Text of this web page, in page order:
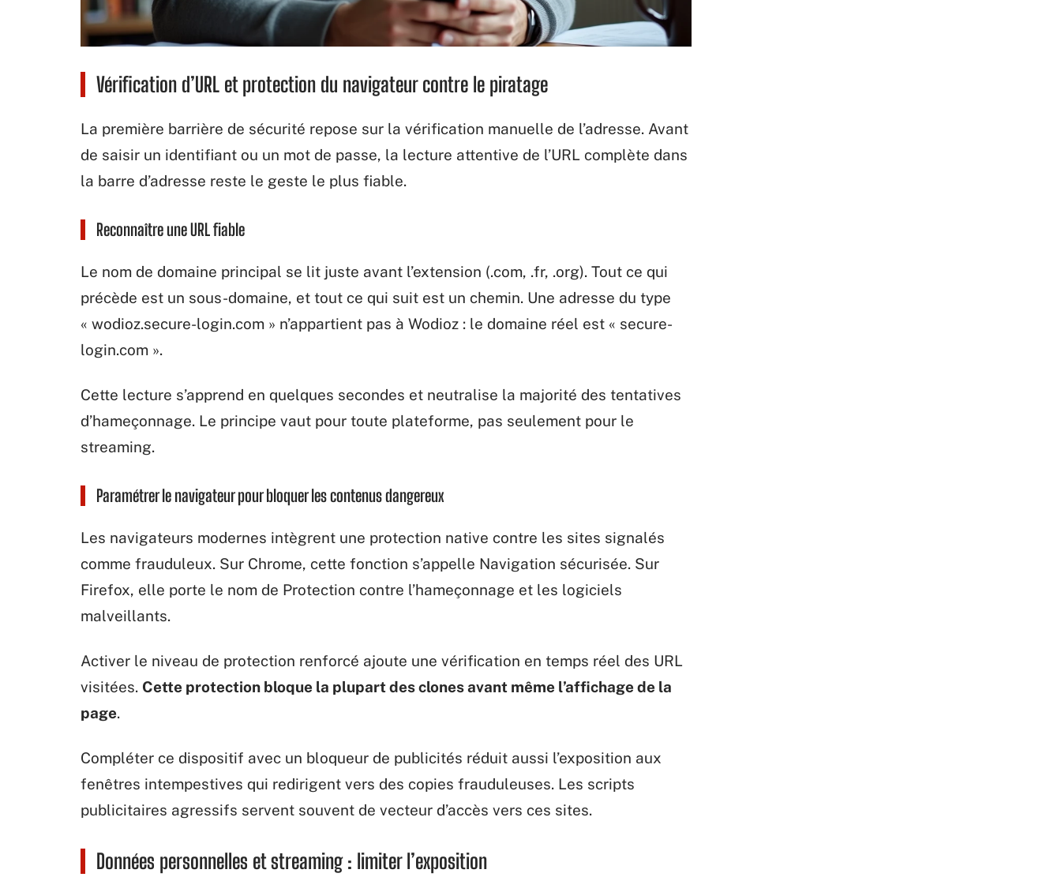
Vérification d’URL et protection du navigateur contre le piratage
La première barrière de sécurité repose sur la vérification manuelle de l’adresse. Avant
de saisir un identifiant ou un mot de passe, la lecture attentive de l’URL complète dans
la barre d’adresse reste le geste le plus fiable.
Reconnaître une URL fiable
Le nom de domaine principal se lit juste avant l’extension (.com, .fr, .org). Tout ce qui
précède est un sous-domaine, et tout ce qui suit est un chemin. Une adresse du type
« wodioz.secure-login.com » n’appartient pas à Wodioz : le domaine réel est « secure-
login.com ».
Cette lecture s’apprend en quelques secondes et neutralise la majorité des tentatives
d’hameçonnage. Le principe vaut pour toute plateforme, pas seulement pour le
streaming.
Paramétrer le navigateur pour bloquer les contenus dangereux
Les navigateurs modernes intègrent une protection native contre les sites signalés
comme frauduleux. Sur Chrome, cette fonction s’appelle Navigation sécurisée. Sur
Firefox, elle porte le nom de Protection contre l’hameçonnage et les logiciels
malveillants.
Activer le niveau de protection renforcé ajoute une vérification en temps réel des URL
visitées. Cette protection bloque la plupart des clones avant même l’affichage de la
page.
Compléter ce dispositif avec un bloqueur de publicités réduit aussi l’exposition aux
fenêtres intempestives qui redirigent vers des copies frauduleuses. Les scripts
publicitaires agressifs servent souvent de vecteur d’accès vers ces sites.
Données personnelles et streaming : limiter l’exposition